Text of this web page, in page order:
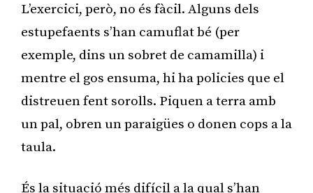
L’exercici, però, no és fàcil. Alguns dels
estupefaents s’han camuflat bé (per
exemple, dins un sobret de camamilla) i
mentre el gos ensuma, hi ha policies que el
distreuen fent sorolls. Piquen a terra amb
un pal, obren un paraigües o donen cops a la
taula.
És la situació més difícil a la qual s’han